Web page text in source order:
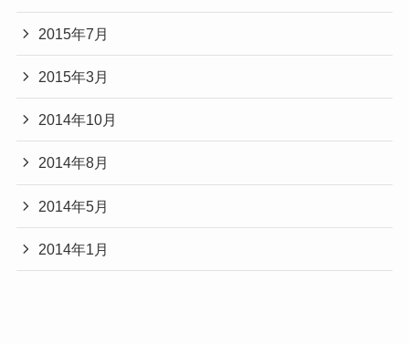
2015年7月
2015年3月
2014年10月
2014年8月
2014年5月
2014年1月